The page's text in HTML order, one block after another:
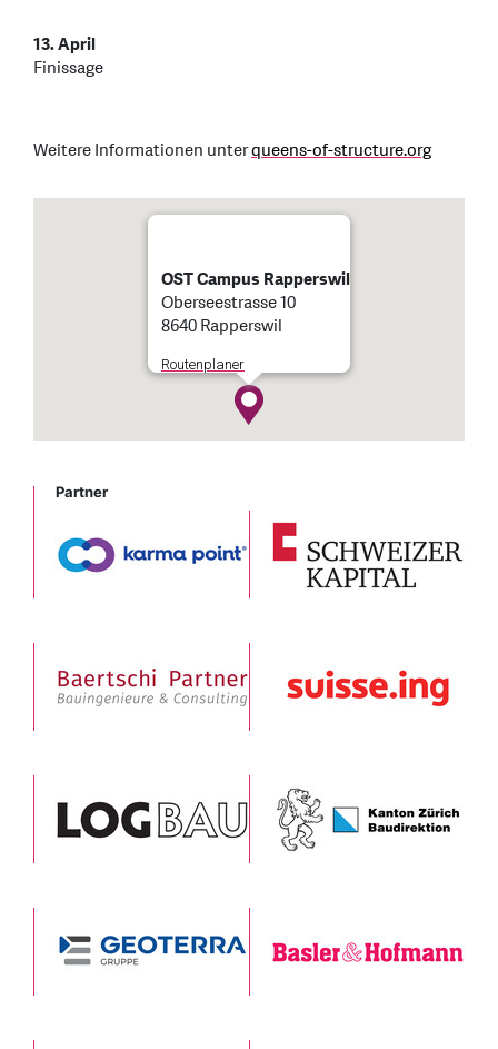
13. April
Finissage
Weitere Informationen unterqueens-of-structure.org
OST Campus Rapperswil
Oberseestrasse 10
8640 Rapperswil
Routenplaner
Partner